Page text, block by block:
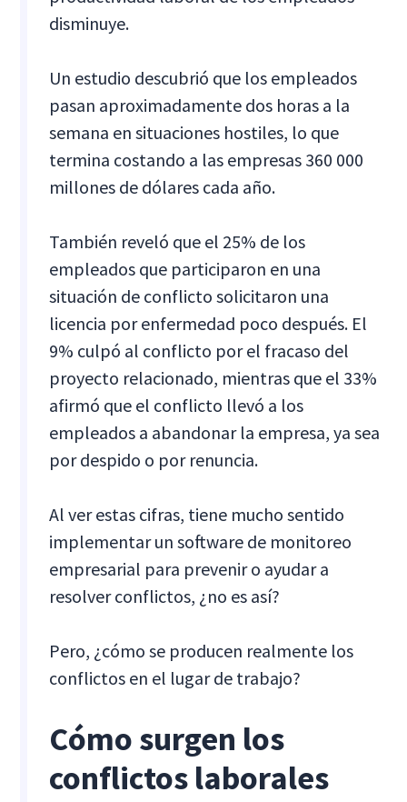
disminuye.
Un estudio descubrió que los empleados
pasan aproximadamente dos horas a la
semana en situaciones hostiles, lo que
termina costando a las empresas 360 000
millones de dólares cada año.
También reveló que el 25% de los
empleados que participaron en una
situación de conflicto solicitaron una
licencia por enfermedad poco después. El
9% culpó al conflicto por el fracaso del
proyecto relacionado, mientras que el 33%
afirmó que el conflicto llevó a los
empleados a abandonar la empresa, ya sea
por despido o por renuncia.
Al ver estas cifras, tiene mucho sentido
implementar un software de monitoreo
empresarial para prevenir o ayudar a
resolver conflictos, ¿no es así?
Pero, ¿cómo se producen realmente los
conflictos en el lugar de trabajo?
Cómo surgen los
conflictos laborales